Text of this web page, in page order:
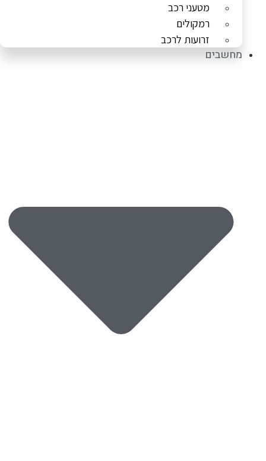
מטעני רכב
רמקולים
זרועות לרכב
מחשבים